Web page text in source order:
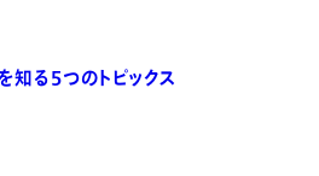
知る5つのトピックス